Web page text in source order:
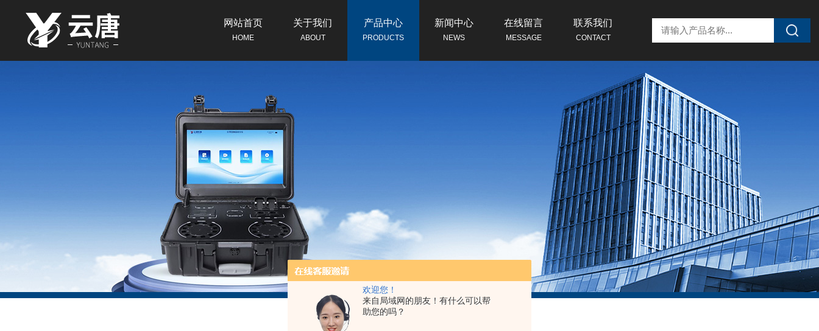
欢迎您！
来自局域网的朋友！有什么可以帮
助您的吗？
网站首页
HOME
关于我们
ABOUT
产品中心
PRODUCTS
新闻中心
NEWS
在线留言
MESSAGE
联系我们
CONTACT